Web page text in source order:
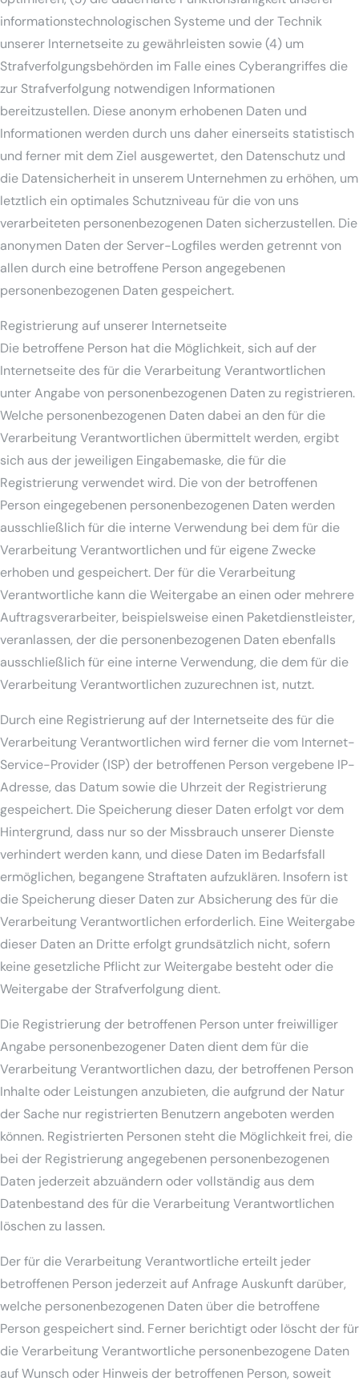
informationstechnologischen Systeme und der Technik
unserer Internetseite zu gewährleisten sowie (4) um
Strafverfolgungsbehörden im Falle eines Cyberangriffes die
zur Strafverfolgung notwendigen Informationen
bereitzustellen. Diese anonym erhobenen Daten und
Informationen werden durch uns daher einerseits statistisch
und ferner mit dem Ziel ausgewertet, den Datenschutz und
die Datensicherheit in unserem Unternehmen zu erhöhen, um
letztlich ein optimales Schutzniveau für die von uns
verarbeiteten personenbezogenen Daten sicherzustellen. Die
anonymen Daten der Server-Logfiles werden getrennt von
allen durch eine betroffene Person angegebenen
personenbezogenen Daten gespeichert.
Registrierung auf unserer Internetseite
Die betroffene Person hat die Möglichkeit, sich auf der
Internetseite des für die Verarbeitung Verantwortlichen
unter Angabe von personenbezogenen Daten zu registrieren.
Welche personenbezogenen Daten dabei an den für die
Verarbeitung Verantwortlichen übermittelt werden, ergibt
sich aus der jeweiligen Eingabemaske, die für die
Registrierung verwendet wird. Die von der betroffenen
Person eingegebenen personenbezogenen Daten werden
ausschließlich für die interne Verwendung bei dem für die
Verarbeitung Verantwortlichen und für eigene Zwecke
erhoben und gespeichert. Der für die Verarbeitung
Verantwortliche kann die Weitergabe an einen oder mehrere
Auftragsverarbeiter, beispielsweise einen Paketdienstleister,
veranlassen, der die personenbezogenen Daten ebenfalls
ausschließlich für eine interne Verwendung, die dem für die
Verarbeitung Verantwortlichen zuzurechnen ist, nutzt.
Durch eine Registrierung auf der Internetseite des für die
Verarbeitung Verantwortlichen wird ferner die vom Internet-
Service-Provider (ISP) der betroffenen Person vergebene IP-
Adresse, das Datum sowie die Uhrzeit der Registrierung
gespeichert. Die Speicherung dieser Daten erfolgt vor dem
Hintergrund, dass nur so der Missbrauch unserer Dienste
verhindert werden kann, und diese Daten im Bedarfsfall
ermöglichen, begangene Straftaten aufzuklären. Insofern ist
die Speicherung dieser Daten zur Absicherung des für die
Verarbeitung Verantwortlichen erforderlich. Eine Weitergabe
dieser Daten an Dritte erfolgt grundsätzlich nicht, sofern
keine gesetzliche Pflicht zur Weitergabe besteht oder die
Weitergabe der Strafverfolgung dient.
Die Registrierung der betroffenen Person unter freiwilliger
Angabe personenbezogener Daten dient dem für die
Verarbeitung Verantwortlichen dazu, der betroffenen Person
Inhalte oder Leistungen anzubieten, die aufgrund der Natur
der Sache nur registrierten Benutzern angeboten werden
können. Registrierten Personen steht die Möglichkeit frei, die
bei der Registrierung angegebenen personenbezogenen
Daten jederzeit abzuändern oder vollständig aus dem
Datenbestand des für die Verarbeitung Verantwortlichen
löschen zu lassen.
Der für die Verarbeitung Verantwortliche erteilt jeder
betroffenen Person jederzeit auf Anfrage Auskunft darüber,
welche personenbezogenen Daten über die betroffene
Person gespeichert sind. Ferner berichtigt oder löscht der für
die Verarbeitung Verantwortliche personenbezogene Daten
auf Wunsch oder Hinweis der betroffenen Person, soweit